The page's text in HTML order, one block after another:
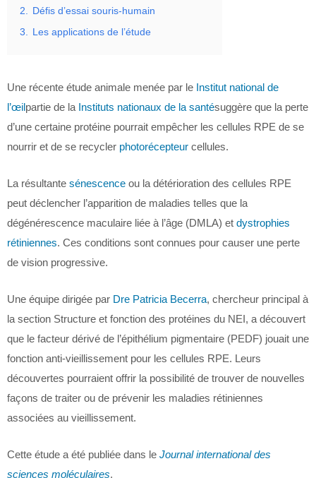
2. Défis d’essai souris-humain
3. Les applications de l’étude
Une récente étude animale menée par le Institut national de
l’œilpartie de la Instituts nationaux de la santésuggère que la perte
d’une certaine protéine pourrait empêcher les cellules RPE de se
nourrir et de se recycler photorécepteur cellules.
La résultante sénescence ou la détérioration des cellules RPE
peut déclencher l’apparition de maladies telles que la
dégénérescence maculaire liée à l’âge (DMLA) et dystrophies
rétiniennes. Ces conditions sont connues pour causer une perte
de vision progressive.
Une équipe dirigée par Dre Patricia Becerra, chercheur principal à
la section Structure et fonction des protéines du NEI, a découvert
que le facteur dérivé de l’épithélium pigmentaire (PEDF) jouait une
fonction anti-vieillissement pour les cellules RPE. Leurs
découvertes pourraient offrir la possibilité de trouver de nouvelles
façons de traiter ou de prévenir les maladies rétiniennes
associées au vieillissement.
Cette étude a été publiée dans le Journal international des
sciences moléculaires.